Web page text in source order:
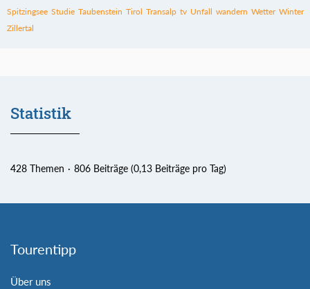
Spitzingsee Studie Taubenstein Tirol Transalp tv Unfall wandern Wetter Winter
Zillertal
Statistik
428 Themen 806 Beiträge (0,13 Beiträge pro Tag)
Tourentipp
Über uns